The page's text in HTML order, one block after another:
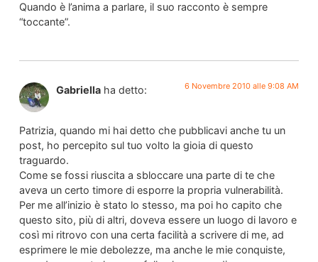
Quando è l’anima a parlare, il suo racconto è sempre
“toccante”.
Gabriella ha detto: 6 Novembre 2010 alle 9:08 AM
Patrizia, quando mi hai detto che pubblicavi anche tu un
post, ho percepito sul tuo volto la gioia di questo
traguardo.
Come se fossi riuscita a sbloccare una parte di te che
aveva un certo timore di esporre la propria vulnerabilità.
Per me all’inizio è stato lo stesso, ma poi ho capito che
questo sito, più di altri, doveva essere un luogo di lavoro e
così mi ritrovo con una certa facilità a scrivere di me, ad
esprimere le mie debolezze, ma anche le mie conquiste,